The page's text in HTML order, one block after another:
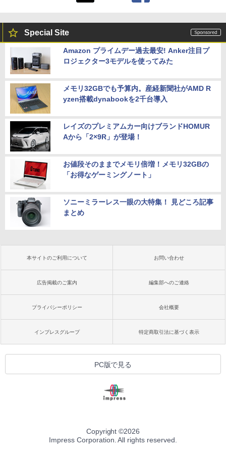
Special Site
Amazon プライムデー過去最安! Anker注目プ
ロジェクター3モデルを使ってみた
メモリ32GBでも予算内。産経新聞社がAMD R
yzen搭載dynabookを2千台導入
レイズのプレミアムカー向けブランドHOMUR
Aから「2×9R」が登場！
お値段そのままでメモリ倍増！メモリ32GBの
「お得なゲーミングノート」
ソニーミラーレス一眼の大特集！ 見どころ記事
まとめ
本サイトのご利用について お問い合わせ
広告掲載のご案内 編集部へのご連絡
プライバシーポリシー 会社概要
インプレスグループ 特定商取引法に基づく表示
PC版で見る
Copyright ©2026
Impress Corporation. All rights reserved.